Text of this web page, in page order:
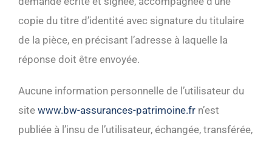
copie du titre d’identité avec signature du titulaire
de la pièce, en précisant l’adresse à laquelle la
réponse doit être envoyée.
Aucune information personnelle de l’utilisateur du
site www.bw-assurances-patrimoine.fr n’est
publiée à l’insu de l’utilisateur, échangée, transférée,